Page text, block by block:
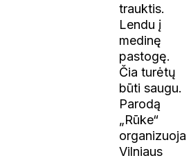
trauktis.
Lendu į
medinę
pastogę.
Čia turėtų
būti saugu.
Parodą
„Rūke“
organizuoja
Vilniaus